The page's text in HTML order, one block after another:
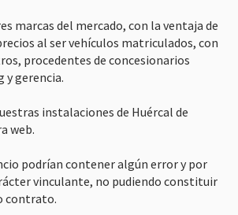
marcas del mercado, con la ventaja de
al ser vehículos matriculados, con
procedentes de concesionarios
y gerencia.
instalaciones de Huércal de
web.
podrían contener algún error y por
vinculante, no pudiendo constituir
contrato.